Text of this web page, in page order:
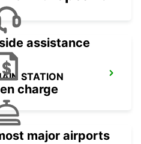
STATION
assistance
charge
major airports